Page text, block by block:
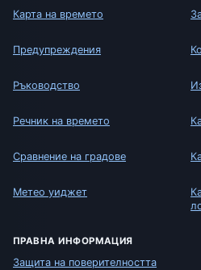
Карта на времето
Предупреждения
Ръководство
Речник на времето
Сравнение на градове
Метео уиджет
ПРАВНА ИНФОРМАЦИЯ
Защита на поверителността